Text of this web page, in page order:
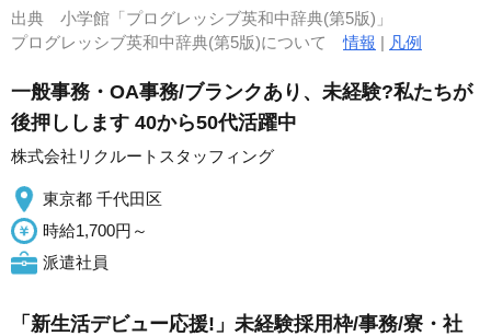
出典 小学館「プログレッシブ英和中辞典(第5版)」
プログレッシブ英和中辞典(第5版)について情報 | 凡例
一般事務・OA事務/ブランクあり、未経験?私たちが
後押しします 40から50代活躍中
株式会社リクルートスタッフィング
東京都 千代田区
時給1,700円～
派遣社員
「新生活デビュー応援!」未経験採用枠/事務/寮・社